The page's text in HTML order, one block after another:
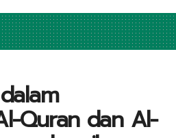
Quran dan Al-